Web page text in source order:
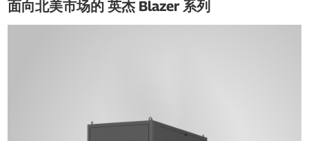
面向北美市场的 英杰 Blazer 系列